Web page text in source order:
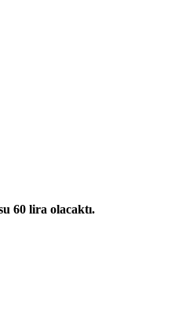
60 lira olacaktı.